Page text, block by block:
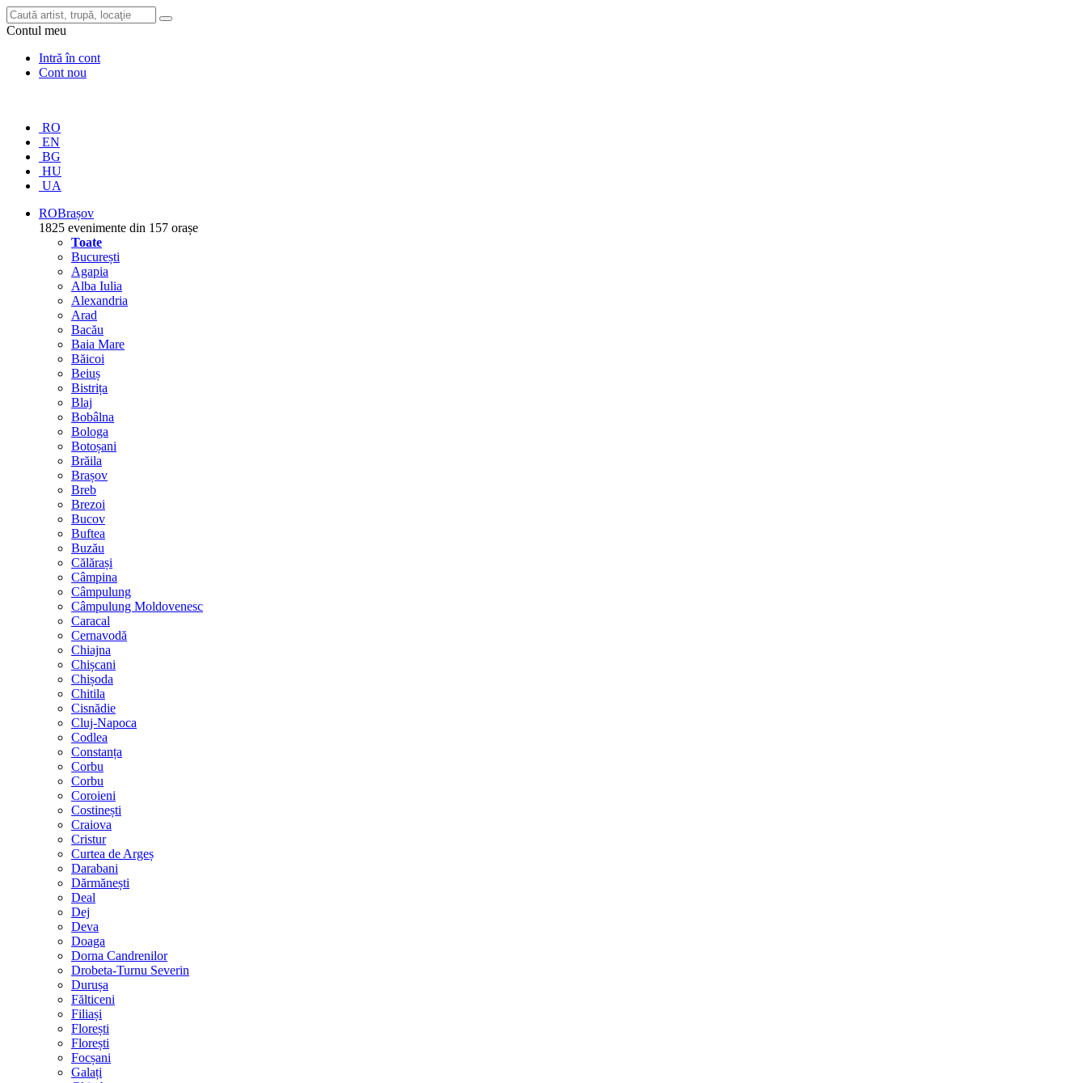
Contul meu
Intră în cont
Cont nou
RO
EN
BG
HU
UA
ROBrașov
1825 evenimente din 157 orașe
Toate
București
Agapia
Alba Iulia
Alexandria
Arad
Bacău
Baia Mare
Băicoi
Beiuș
Bistrița
Blaj
Bobâlna
Bologa
Botoșani
Brăila
Brașov
Breb
Brezoi
Bucov
Buftea
Buzău
Călărași
Câmpina
Câmpulung
Câmpulung Moldovenesc
Caracal
Cernavodă
Chiajna
Chișcani
Chișoda
Chitila
Cisnădie
Cluj-Napoca
Codlea
Constanța
Corbu
Corbu
Coroieni
Costinești
Craiova
Cristur
Curtea de Argeș
Darabani
Dărmănești
Deal
Dej
Deva
Doaga
Dorna Candrenilor
Drobeta-Turnu Severin
Durușa
Fălticeni
Filiași
Florești
Florești
Focșani
Galați